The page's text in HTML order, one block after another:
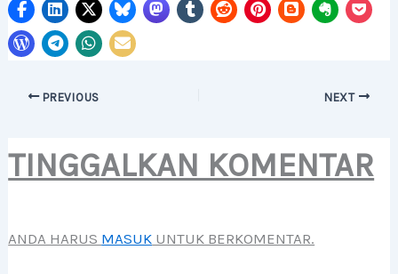
PREVIOUS NEXT
TINGGALKAN KOMENTAR
ANDA HARUS MASUK UNTUK BERKOMENTAR.